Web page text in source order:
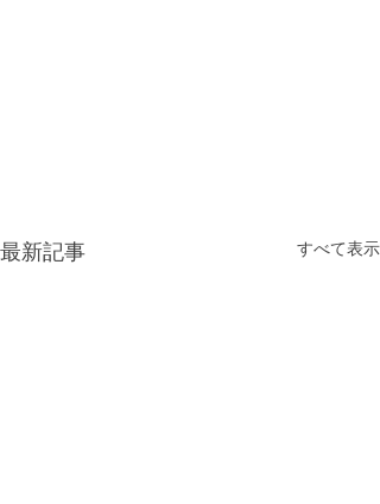
最新記事 すべて表示